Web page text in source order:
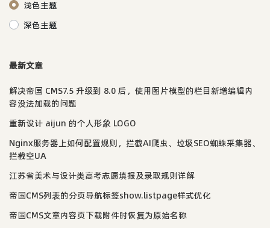
浅色主题
深色主题
最新文章
解决帝国 CMS7.5 升级到 8.0 后，使用图片模型的栏目新增编辑内
容没法加载的问题
重新设计 aijun 的个人形象 LOGO
Nginx服务器上如何配置规则，拦截AI爬虫、垃圾SEO蜘蛛采集器、
拦截空UA
江苏省美术与设计类高考志愿填报及录取规则详解
帝国CMS列表的分页导航标签show.listpage样式优化
帝国CMS文章内容页下载附件时恢复为原始名称